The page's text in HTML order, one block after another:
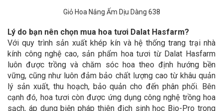
Giỏ Hoa Nắng Ấm Dịu Dàng 638
Lý do bạn nên chọn mua hoa tươi Dalat Hasfarm?
Với quy trình sản xuất khép kín và hệ thống trang trại nhà
kính công nghệ cao, sản phẩm hoa tươi từ Dalat Hasfarm
luôn được trồng và chăm sóc hoa theo định hướng bền
vững, cũng như luôn đảm bảo chất lượng cao từ khâu quản
lý sản xuất, thu hoạch, bảo quản cho đến phân phối. Bên
cạnh đó, hoa tươi còn được ứng dụng công nghệ trồng hoa
sạch, áp dụng biện pháp thiên địch sinh học Bio-Pro trong